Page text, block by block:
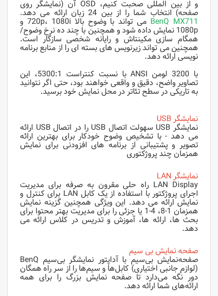
و از بین المللی صحبت کنیم، OSD آن (نمایشگر روی
صفحه) انتخاب شما را از بین 24 زبان ارائه می دهد.
BenQ MX711 می تواند با وضوح بالا 720p، 1080i و
1080p نمایش داده شود و همچنین با چند ده نرخ وضوح/
همگام سازی مکینتاش و رایانه شخصی سازگار است.
همچنین می تواند زیرنویس های بسته ای را از منابع برنامه
نویسی ارائه دهد.
با 3200 لومن ANSI با نسبت کنتراست 5300:1، این
تصاویر واضح، دقیق و واقعی خواهند بود، حتی اگر نتوانید
به تاریکی در سطح تئاتر در محل نمایش خود برسید.
نمایشگر USB
نمایشگر USB سهولت اتصال USB را در اتصال USB ارائه
می دهد - با تشخیص وضوح خودکار برای بهترین ارائه
تصویر و پشتیبانی از برنامه های افزودنی برای نمایش
همزمان چند پروژکتوری
نمایشگر LAN
LAN Display راه حلی مقرون به صرفه برای مدیریت
اجرای پروژکتور با استفاده از یک کابل LAN برای کنترل و
نمایش ارائه می دهد. این ویژگی همچنین گزینه نمایش
همزمان 1-8، 4-1 یا جزئی را برای مدیریت بهتر محتوا برای
بحث ها، ارائه ها، آموزش و تدریس در کلاس ارائه می
دهد.
صفحه نمایش بی سیم
صفحه‌نمایش بی‌سیم با آداپتور نمایشگر بی‌سیم BenQ
(لوازم جانبی اختیاری) کابل‌ها و سیم‌ها را از سر راه همگان
دور نگه می‌دارد تا صفحه نمایش بزرگ را برای همه
ارائه‌های شما ارائه دهد.